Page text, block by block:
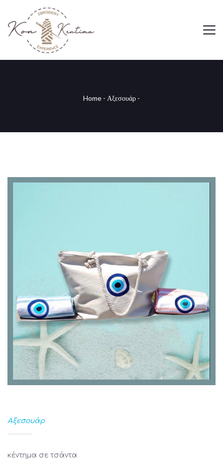
Home - Αξεσουάρ -
Αξεσουάρ
κέντημα σε τσάντα